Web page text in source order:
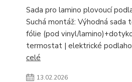
Sada pro lamino plovoucí
Suchá montáž: Výhodná sada
fólie (pod vinyl/
termostat | elektrické
celé
13.02.2026